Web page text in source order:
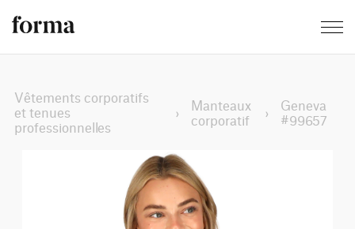
Vêtements corporatifs
et tenues
professionnelles
›
Manteaux
corporatif
›
Geneva
#99657